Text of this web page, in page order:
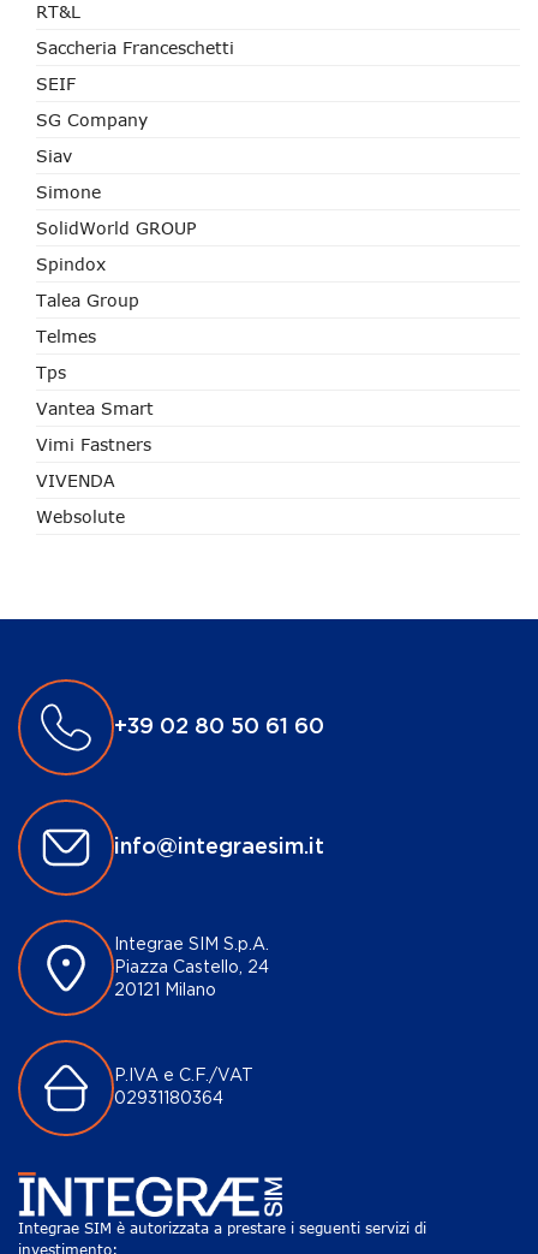
RT&L
Saccheria Franceschetti
SEIF
SG Company
Siav
Simone
SolidWorld GROUP
Spindox
Talea Group
Telmes
Tps
Vantea Smart
Vimi Fastners
VIVENDA
Websolute
+39 02 80 50 61 60
info@integraesim.it
Integrae SIM S.p.A.
Piazza Castello, 24
20121 Milano
P.IVA e C.F./VAT
02931180364
Integrae SIM è autorizzata a prestare i seguenti servizi di
investimento: